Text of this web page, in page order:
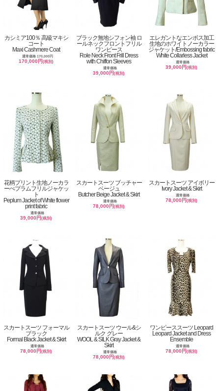
カシミア100％ 高級マキシ
コート
Maxi Cashmere Coat
通常価格 170,000円
170,000円(税別)
ブラック無地シフォン袖 ロ
ールネックフロントフリル
ワンピース
Role Neck Front Frill Dress
with Chiffon Sleeves
通常価格
39,000円(税別)
エレガントなエンボス加工
生地のホワイトノーカラー
ジャケット/Embossing fabric
White Collarless Jacket
通常価格
39,000円(税別)
花柄プリント生地ノーカラ
ーぺプラムフリルジャケッ
ト
Peplum Jacket of White flower
print fabric
通常価格
39,000円(税別)
スカートスーツ ブッチャー
ベージュ
Butcher Beige Jacket & Skirt
通常価格
78,000円(税別)
スカートスーツ アイボリー
Ivory Jacket & Skirt
通常価格
78,000円(税別)
スカートスーツ フォーマル
ブラック
Formal Black Jacket & Skirt
通常価格
78,000円(税別)
スカートスーツ ウール&シ
ルク グレー
WOOL & SILK Gray Jacket &
Skirt
通常価格
78,000円(税別)
ワンピーススーツ Leopard
Leopard Jacket and Dress
Ensemble
通常価格
78,000円(税別)